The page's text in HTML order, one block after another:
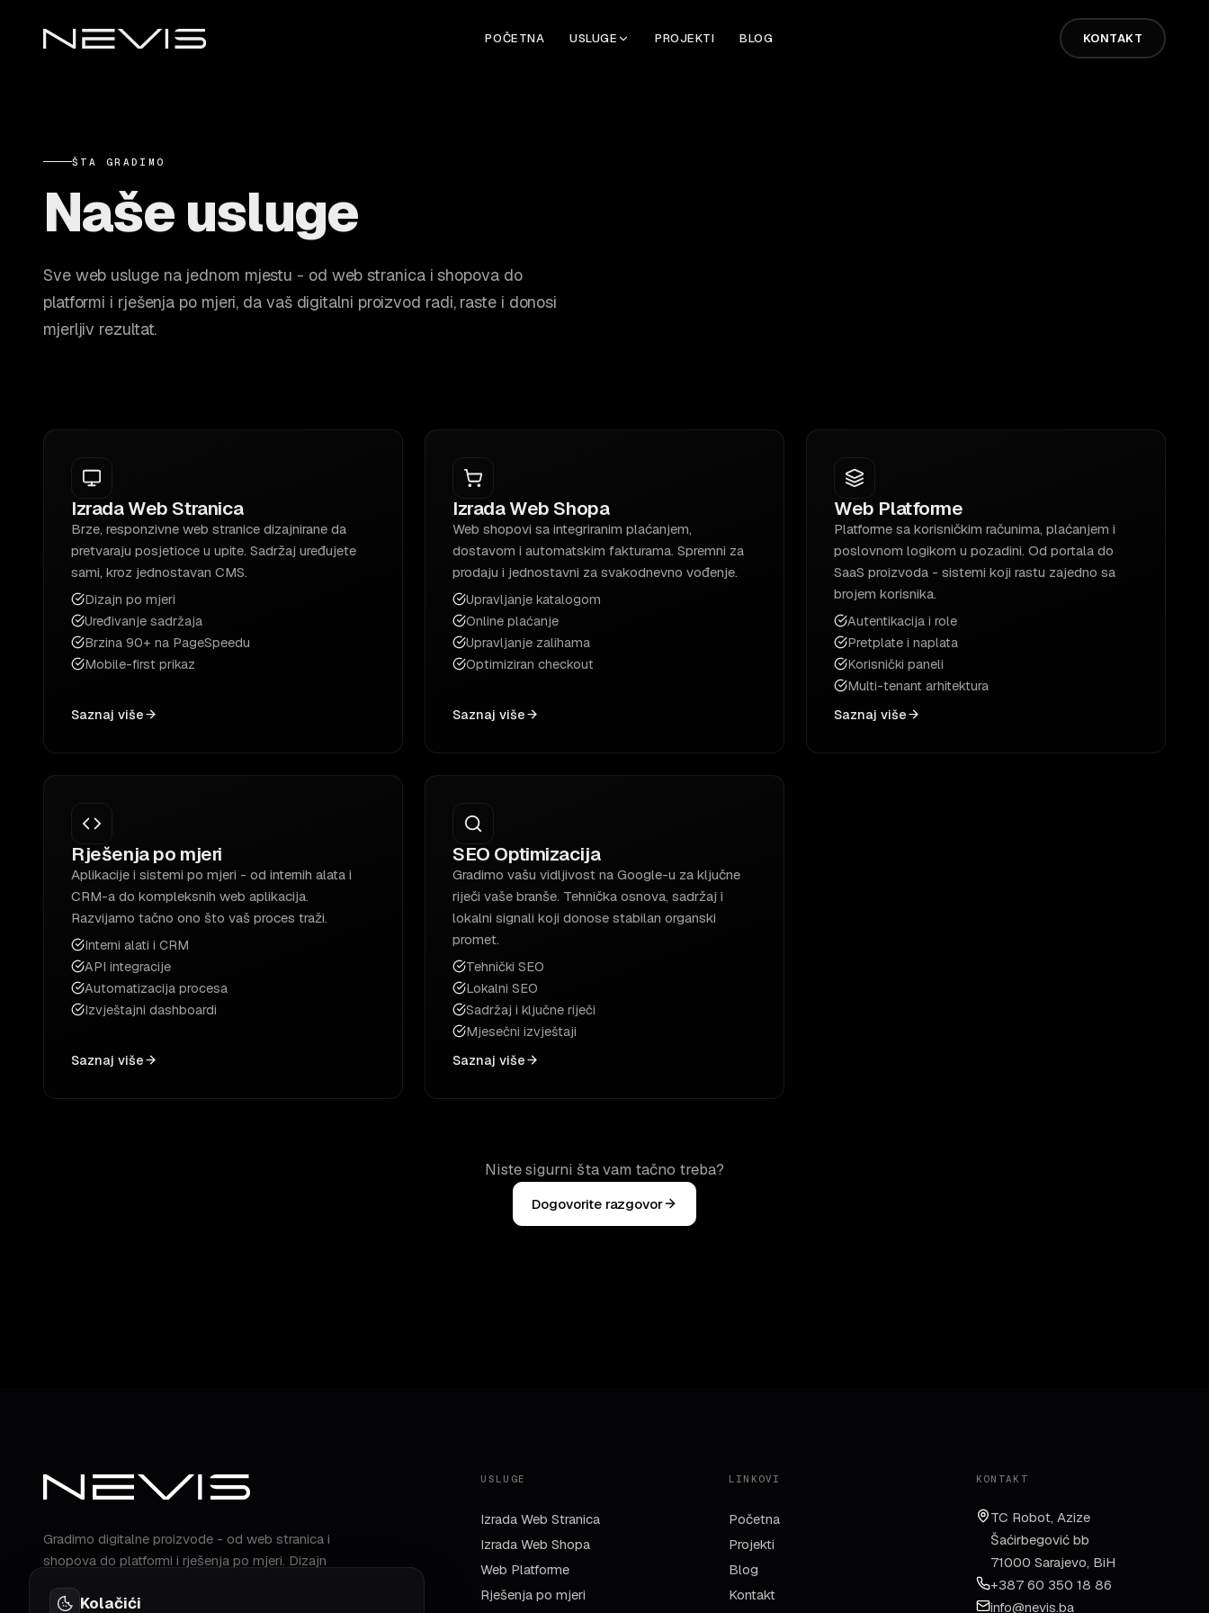
POČETNA USLUGE PROJEKTI BLOG KONTAKT
ŠTA GRADIMO
Naše usluge
Sve web usluge na jednom mjestu - od web stranica i shopova do
platformi i rješenja po mjeri, da vaš digitalni proizvod radi, raste i donosi
mjerljiv rezultat.
Izrada Web Stranica
Brze, responzivne web stranice dizajnirane da
pretvaraju posjetioce u upite. Sadržaj uređujete
sami, kroz jednostavan CMS.
Dizajn po mjeri
Uređivanje sadržaja
Brzina 90+ na PageSpeedu
Mobile-first prikaz
Saznaj više
Izrada Web Shopa
Web shopovi sa integriranim plaćanjem,
dostavom i automatskim fakturama. Spremni za
prodaju i jednostavni za svakodnevno vođenje.
Upravljanje katalogom
Online plaćanje
Upravljanje zalihama
Optimiziran checkout
Saznaj više
Web Platforme
Platforme sa korisničkim računima, plaćanjem i
poslovnom logikom u pozadini. Od portala do
SaaS proizvoda - sistemi koji rastu zajedno sa
brojem korisnika.
Autentikacija i role
Pretplate i naplata
Korisnički paneli
Multi-tenant arhitektura
Saznaj više
Rješenja po mjeri
Aplikacije i sistemi po mjeri - od internih alata i
CRM-a do kompleksnih web aplikacija.
Razvijamo tačno ono što vaš proces traži.
Interni alati i CRM
API integracije
Automatizacija procesa
Izvještajni dashboardi
Saznaj više
SEO Optimizacija
Gradimo vašu vidljivost na Google-u za ključne
riječi vaše branše. Tehnička osnova, sadržaj i
lokalni signali koji donose stabilan organski
promet.
Tehnički SEO
Lokalni SEO
Sadržaj i ključne riječi
Mjesečni izvještaji
Saznaj više
Niste sigurni šta vam tačno treba?
Dogovorite razgovor
Gradimo digitalne proizvode - od web stranica i
shopova do platformi i rješenja po mjeri. Dizajn
USLUGE
Izrada Web Stranica
Izrada Web Shopa
Web Platforme
Rješenja po mjeri
LINKOVI
Početna
Projekti
Blog
Kontakt
KONTAKT
TC Robot, Azize
Šaćirbegović bb
71000 Sarajevo, BiH
+387 60 350 18 86
info@nevis.ba
Kolačići